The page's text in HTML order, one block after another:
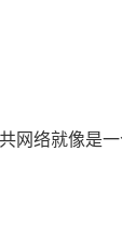
网络就像是